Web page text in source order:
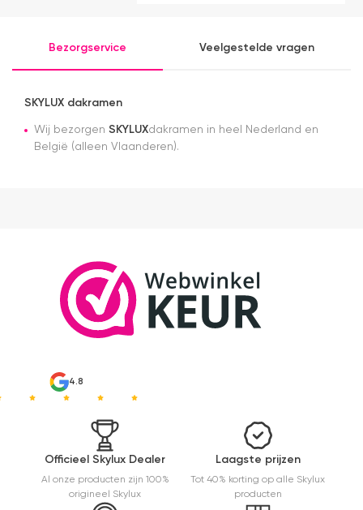
ook prima.
Bezorgservice Veelgestelde vragen
SKYLUX dakramen
Wij bezorgen SKYLUXdakramen in heel Nederland en
België (alleen Vlaanderen).
4.8
Officieel Skylux Dealer
Al onze producten zijn 100%
origineel Skylux
Laagste prijzen
Tot 40% korting op alle Skylux
producten